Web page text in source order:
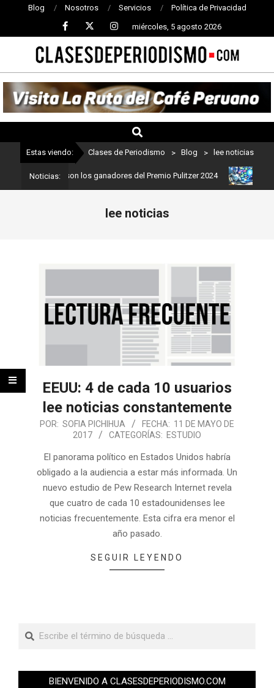
Blog Nosotros Servicios Política de Privacidad
miércoles, 5 agosto 2026
CLASES
DE
PERIODISMO
Estas viendo: Clases de Periodismo > Blog > lee noticias
Noticias:
Estos son los ganadores del Premio Pulitzer 2024
lee noticias
EEUU: 4 de cada 10 usuarios
lee noticias constantemente
POR: SOFIA PICHIHUA FECHA: 11 DE MAYO DE
2017
CATEGORÍAS: ESTUDIO
El panorama político en Estados Unidos habría
obligado a la audiencia a estar más informada. Un
nuevo estudio de Pew Research Internet revela
que cuatro de cada 10 estadounidenses lee
noticias frecuentemente. Esta cifra era menor el
año pasado.
SEGUIR LEYENDO
BIENVENIDO A CLASESDEPERIODISMO.COM